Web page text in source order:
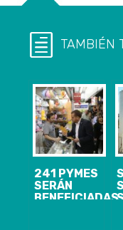
TAMBIÉN
241 PYMES
SERÁN
BENEFICIADAS